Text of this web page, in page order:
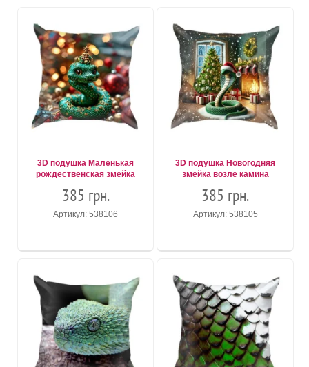
3D подушка Маленькая
рождественская змейка
385 грн.
Артикул: 538106
3D подушка Новогодняя
змейка возле камина
385 грн.
Артикул: 538105